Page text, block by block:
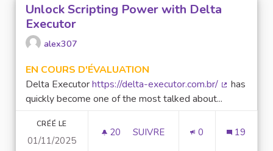
Unlock Scripting Power with Delta
Executor
alex307
EN COURS D'ÉVALUATION
Delta Executorhttps://delta-executor.com.br/
has
quickly become one of the most talked about...
CRÉÉ LE
01/11/2025
20 20 ABONNÉS
SUIVRE 0 19